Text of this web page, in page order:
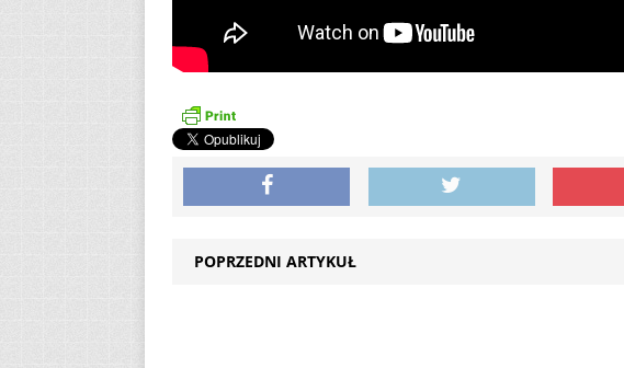
POPRZEDNI ARTYKUŁ